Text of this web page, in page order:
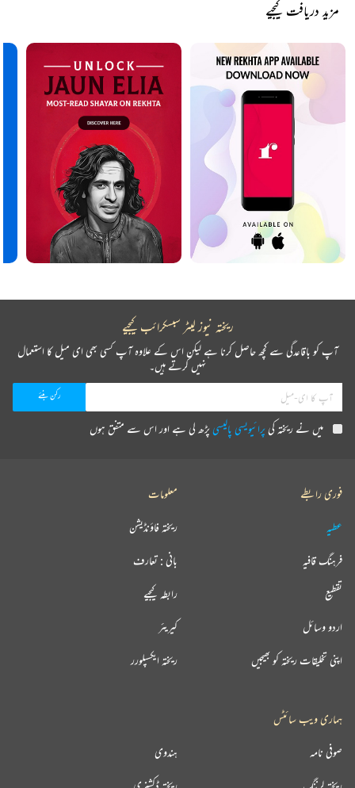
مزید دریافت کیجیے
ریختہ نیوز لیٹر سبسکرائب کیجیے
آپ کو باقاعدگی سے کچھ حاصل کرنا ہے لیکن اس کے علاوہ آپ کسی بھی ای میل کا استعمال
نہیں کرتے ہیں۔
میں نے ریختہ کیپرائیویسی پالیسیپڑھ لی ہے اور اس سے متفق ہوں
فوری رابطے
عطیہ
فرہنگ قافیہ
تقطیع
اردو وسائل
اپنی تخلیقات ریختہ کو بھیجیں
معلومات
ریختہ فاؤنڈیشن
بانی : تعارف
رابطہ کیجیے
کیریئر
ریختہ ایکسپلورر
ہماری ویب سائٹس
ہندوی صوفی نامہ